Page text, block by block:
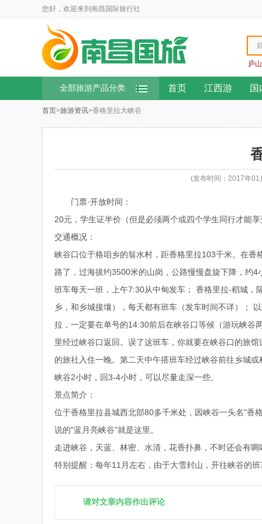
您好，欢迎来到南昌国际旅行社
庐山
全部旅游产品分类 首页 江西游 国
首页>旅游资讯>香格里拉大峡谷
(发布时间：2017年01
门票·开放时间：
20元，学生证半价（但是必须两个或四个学生同行才能享
交通概况：
峡谷口位于格咱乡的翁水村，距香格里拉103千米。在
路了，过海拔约3500米的山岗，公路慢慢盘旋下降，约
班车每天一班，上午7:30从中甸发车； 香格里拉-稻城
乡，和乡城接壤），每天都有班车（发车时间不详）；
拉，一定要在单号的14:30前后在峡谷口等候（游玩峡谷
里经过峡谷口返回。误了这班车，你就要在峡谷口的旅
的旅社入住一晚。第二天中午搭班车经过峡谷前往乡城
峡谷2小时，回3-4小时，可以尽量走深一些。
景点简介：
位于香格里拉县城西北部80多千米处，因峡谷一头名"香
说的"蓝月亮峡谷"就是这里。
走进峡谷，天蓝、林密、水清，花香扑鼻，不时还会有
特别提醒：每年11月左右，由于大雪封山，开往峡谷的班
请对文章内容作出评论